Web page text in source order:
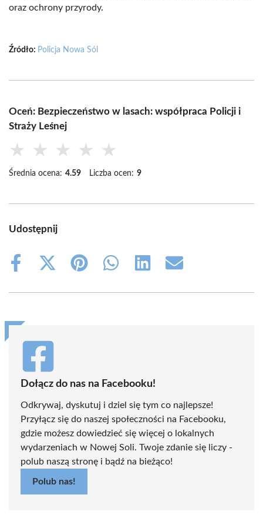
oraz ochrony przyrody.
Źródło: Policja Nowa Sól
Oceń: Bezpieczeństwo w lasach: współpraca Policji i
Straży Leśnej
★ ★ ★ ★ ★
Średnia ocena: 4.59 Liczba ocen: 9
Udostępnij
Share
Share
(Twitter)
Share
Share
Share
Share
Dołącz do nas na Facebooku!
Odkrywaj, dyskutuj i dziel się tym co najlepsze!
Przyłącz się do naszej społeczności na Facebooku,
gdzie możesz dowiedzieć się więcej o lokalnych
wydarzeniach w Nowej Soli. Twoje zdanie się liczy -
polub naszą stronę i bądź na bieżąco!
Polub nas!